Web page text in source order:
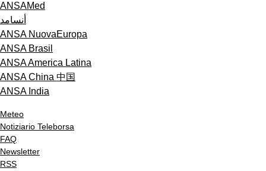
ANSAMed
أنسامد
ANSA NuovaEuropa
ANSA Brasil
ANSA America Latina
ANSA China 中国
ANSA India
Meteo
Notiziario Teleborsa
FAQ
Newsletter
RSS